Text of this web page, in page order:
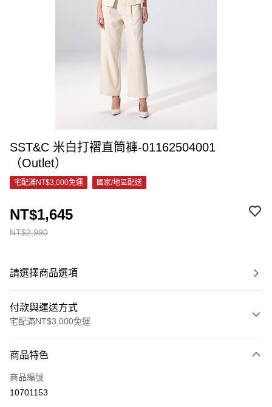
SST&C 米白打褶直筒褲-01162504001
（Outlet）
宅配滿NT$3,000免運 國家/地區配送
NT$2,990
NT$1,645
請選擇商品選項
付款與運送方式
宅配滿NT$3,000免運
信用卡一次付款
信用卡分期付款
商品特色
商品編號
10701153